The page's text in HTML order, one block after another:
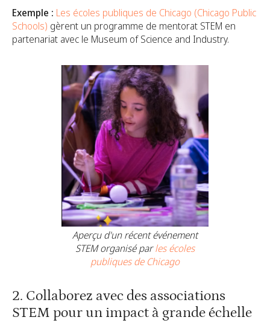
Exemple : Les écoles publiques de Chicago (Chicago Public
Schools) gèrent un programme de mentorat STEM en
partenariat avec le Museum of Science and Industry.
Aperçu d'un récent événement
STEM organisé parles écoles
publiques de Chicago
2. Collaborez avec des associations
STEM pour un impact à grande échelle